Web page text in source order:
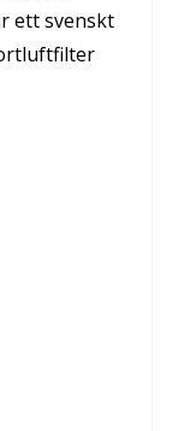
ett svenskt